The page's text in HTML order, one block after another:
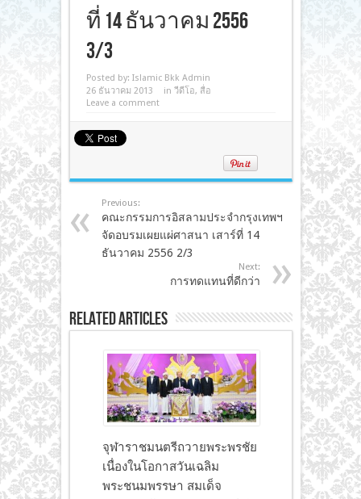
ที่ 14 ธันวาคม 2556
3/3
Posted by: Islamic Bkk Admin
26 ธันวาคม 2013
in วีดีโอ, สื่อ
Leave a comment
Previous:
คณะกรรมการอิสลามประจำกรุงเทพฯ
จัดอบรมเผยแผ่ศาสนา เสาร์ที่ 14
ธันวาคม 2556 2/3
Next:
การทดแทนที่ดีกว่า
Related Articles
จุฬาราชมนตรีถวายพระพรชัย
เนื่องในโอกาสวันเฉลิม
พระชนมพรรษา สมเด็จ